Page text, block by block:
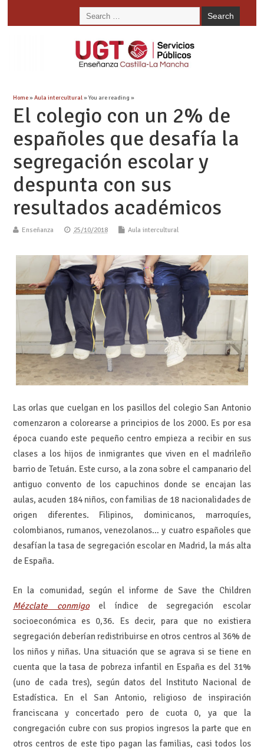
Home»Aula intercultural» You are reading »
El colegio con un 2% de
españoles que desafía la
segregación escolar y
despunta con sus
resultados académicos
Enseñanza 25/10/2018 Aula intercultural
Las orlas que cuelgan en los pasillos del colegio San Antonio
comenzaron a colorearse a principios de los 2000. Es por esa
época cuando este pequeño centro empieza a recibir en sus
clases a los hijos de inmigrantes que viven en el madrileño
barrio de Tetuán. Este curso, a la zona sobre el campanario del
antiguo convento de los capuchinos donde se encajan las
aulas, acuden 184 niños, con familias de 18 nacionalidades de
origen diferentes. Filipinos, dominicanos, marroquíes,
colombianos, rumanos, venezolanos… y cuatro españoles que
desafían la tasa de segregación escolar en Madrid, la más alta
de España.
En la comunidad, según el informe de Save the Children
Mézclate conmigoel índice de segregación escolar
socioeconómica es 0,36. Es decir, para que no existiera
segregación deberían redistribuirse en otros centros al 36% de
los niños y niñas. Una situación que se agrava si se tiene en
cuenta que la tasa de pobreza infantil en España es del 31%
(uno de cada tres), según datos del Instituto Nacional de
Estadística. En el San Antonio, religioso de inspiración
franciscana y concertado pero de cuota 0, ya que la
congregación cubre con sus propios ingresos la parte que en
otros centros de este tipo pagan las familias, casi todos los